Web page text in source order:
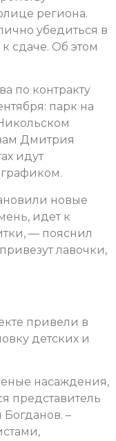
региона.
убедиться в
сдаче. Об этом
по контракту
парк на
Дмитрия
идут
графиком.
новые
идет к
— пояснил
лавочки,
привели в
детских и
насаждения,
представитель
–